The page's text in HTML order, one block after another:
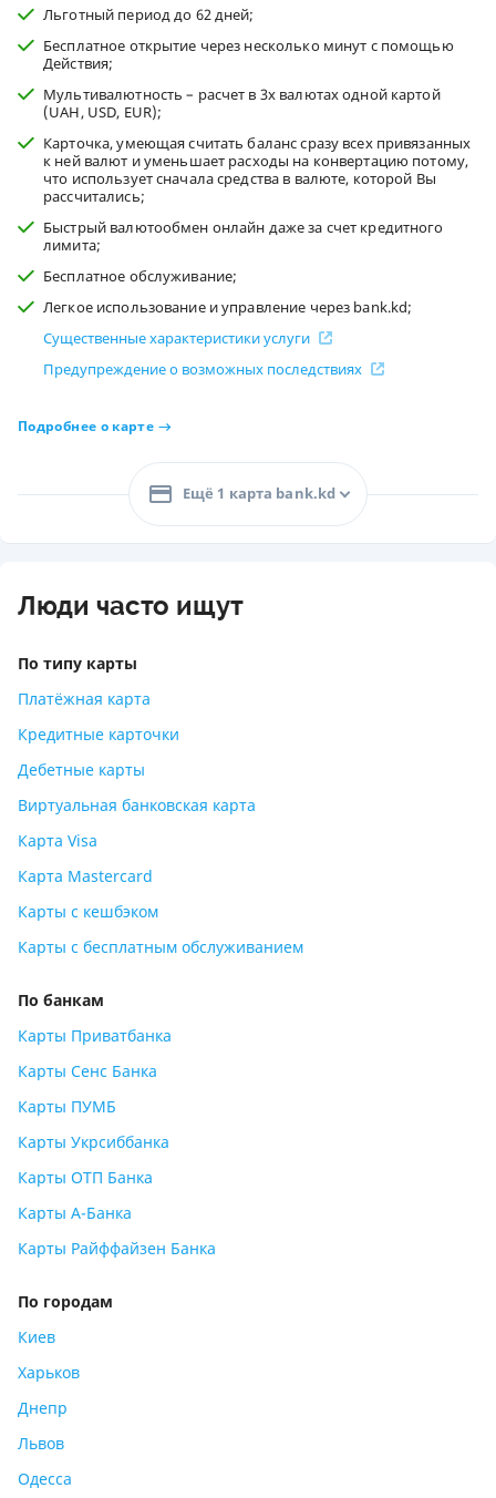
Льготный период до 62 дней;
Бесплатное открытие через несколько минут с помощью
Действия;
Мультивалютность – расчет в 3х валютах одной картой
(UAH, USD, EUR);
Карточка, умеющая считать баланс сразу всех привязанных
к ней валют и уменьшает расходы на конвертацию потому,
что использует сначала средства в валюте, которой Вы
рассчитались;
Быстрый валютообмен онлайн даже за счет кредитного
лимита;
Бесплатное обслуживание;
Легкое использование и управление через bank.kd;
Существенные характеристики услуги
Предупреждение о возможных последствиях
Подробнее о карте
Ещё 1 карта bank.kd
Люди часто ищут
По типу карты
Платёжная карта
Кредитные карточки
Дебетные карты
Виртуальная банковская карта
Карта Visa
Карта Mastercard
Карты с кешбэком
Карты с бесплатным обслуживанием
По банкам
Карты Приватбанка
Карты Сенс Банка
Карты ПУМБ
Карты Укрсиббанка
Карты ОТП Банка
Карты А-Банка
Карты Райффайзен Банка
По городам
Киев
Харьков
Днепр
Львов
Одесса